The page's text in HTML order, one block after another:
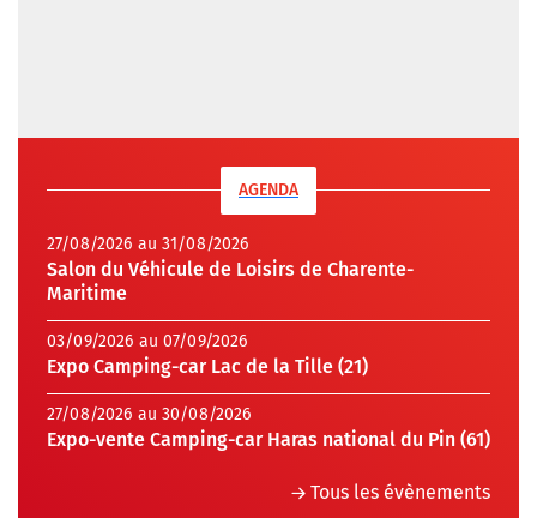
AGENDA
27/08/2026 au 31/08/2026
Salon du Véhicule de Loisirs de Charente-
Maritime
03/09/2026 au 07/09/2026
Expo Camping-car Lac de la Tille (21)
27/08/2026 au 30/08/2026
Expo-vente Camping-car Haras national du Pin (61)
Tous les évènements